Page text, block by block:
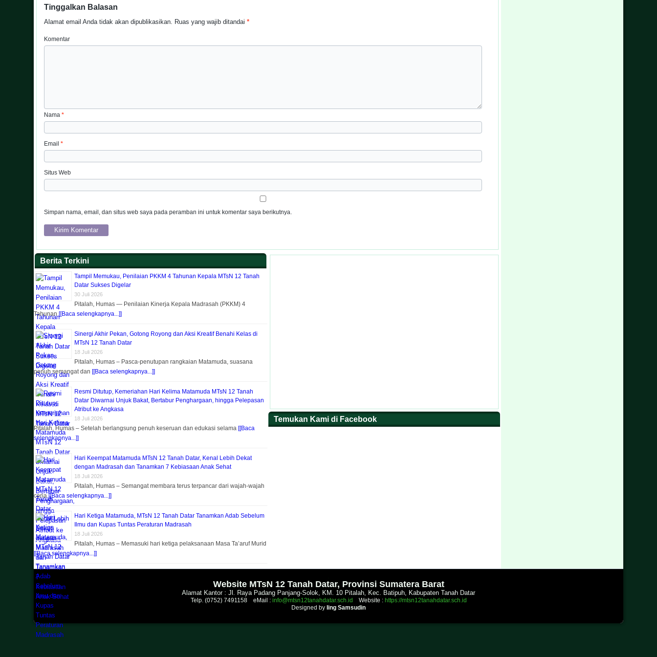
Tinggalkan Balasan
Alamat email Anda tidak akan dipublikasikan. Ruas yang wajib ditandai *
Komentar
Nama *
Email *
Situs Web
Simpan nama, email, dan situs web saya pada peramban ini untuk komentar saya berikutnya.
Berita Terkini
Tampil Memukau, Penilaian PKKM 4 Tahunan Kepala MTsN 12 Tanah
Datar Sukses Digelar
30 Juli 2026
Pitalah, Humas — Penilaian Kinerja Kepala Madrasah (PKKM) 4
Tahunan [[Baca selengkapnya...]]
Sinergi Akhir Pekan, Gotong Royong dan Aksi Kreatif Benahi Kelas di
MTsN 12 Tanah Datar
18 Juli 2026
Pitalah, Humas – Pasca-penutupan rangkaian Matamuda, suasana
penuh semangat dan [[Baca selengkapnya...]]
Resmi Ditutup, Kemeriahan Hari Kelima Matamuda MTsN 12 Tanah
Datar Diwarnai Unjuk Bakat, Bertabur Penghargaan, hingga Pelepasan
Atribut ke Angkasa
18 Juli 2026
Pitalah, Humas – Setelah berlangsung penuh keseruan dan edukasi selama [[Baca
selengkapnya...]]
Hari Keempat Matamuda MTsN 12 Tanah Datar, Kenal Lebih Dekat
dengan Madrasah dan Tanamkan 7 Kebiasaan Anak Sehat
18 Juli 2026
Pitalah, Humas – Semangat membara terus terpancar dari wajah-wajah
ceria [[Baca selengkapnya...]]
Hari Ketiga Matamuda, MTsN 12 Tanah Datar Tanamkan Adab Sebelum
Ilmu dan Kupas Tuntas Peraturan Madrasah
18 Juli 2026
Pitalah, Humas – Memasuki hari ketiga pelaksanaan Masa Ta’aruf Murid
[[Baca selengkapnya...]]
Temukan Kami di Facebook
Website MTsN 12 Tanah Datar, Provinsi Sumatera Barat
Alamat Kantor : Jl. Raya Padang Panjang-Solok, KM. 10 Pitalah, Kec. Batipuh, Kabupaten Tanah Datar
Telp. (0752) 7491158 eMail : info@mtsn12tanahdatar.sch.id Website : https://mtsn12tanahdatar.sch.id
Designed by Iing Samsudin